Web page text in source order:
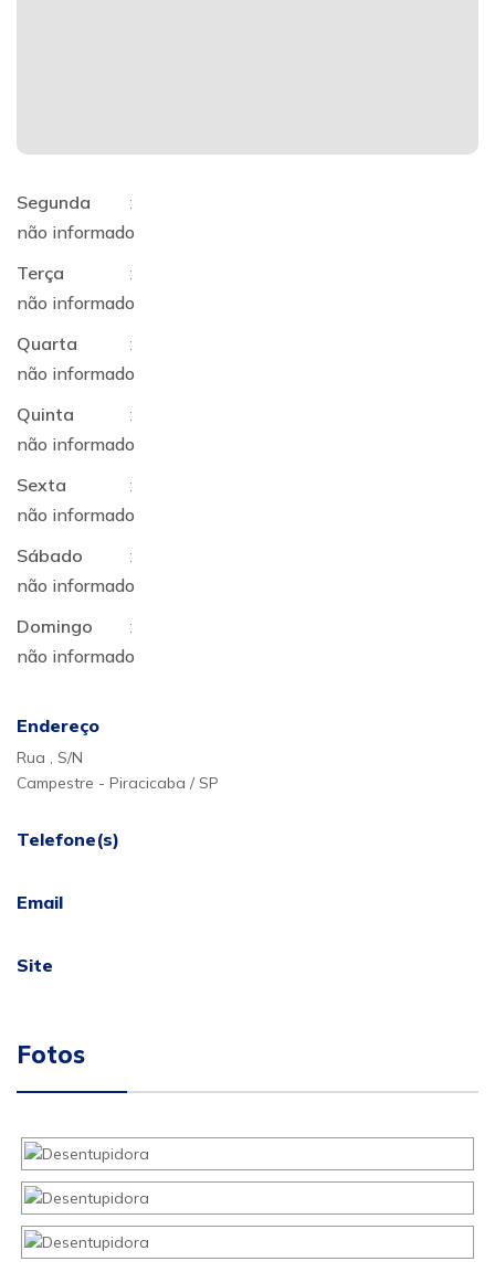
Segunda
:
não informado
Terça
:
não informado
Quarta
:
não informado
Quinta
:
não informado
Sexta
:
não informado
Sábado
:
não informado
Domingo
:
não informado
Endereço
Rua , S/N
Campestre - Piracicaba / SP
Telefone(s)
Email
Site
Fotos